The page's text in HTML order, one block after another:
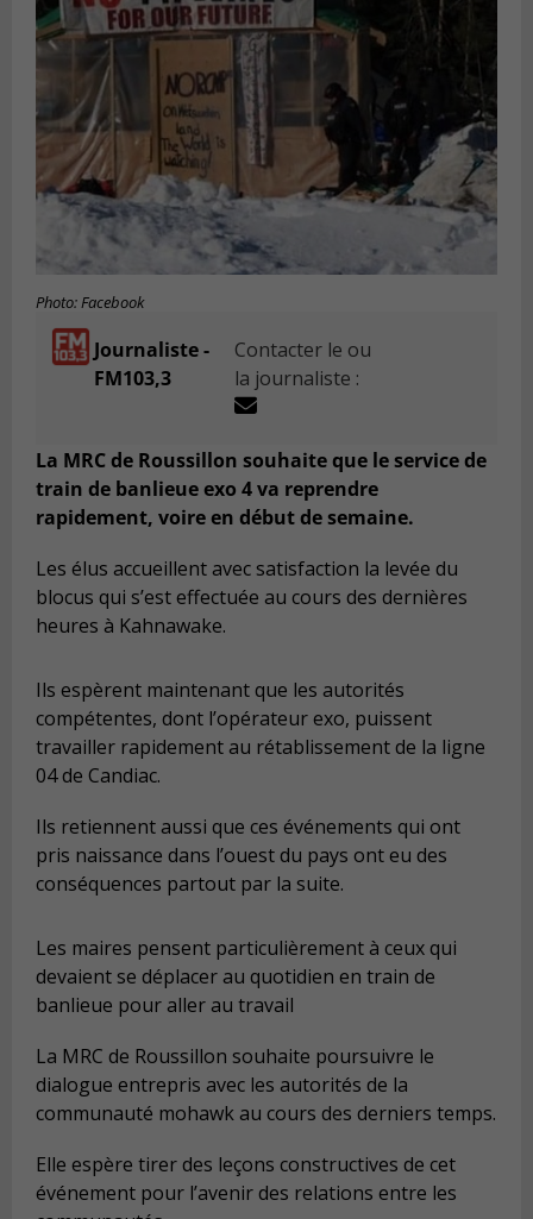
Photo: Facebook
Journaliste -
FM103,3
Contacter le ou
la journaliste :
La MRC de Roussillon souhaite que le service de
train de banlieue exo 4 va reprendre
rapidement, voire en début de semaine.
Les élus accueillent avec satisfaction la levée du
blocus qui s’est effectuée au cours des dernières
heures à Kahnawake.
Ils espèrent maintenant que les autorités
compétentes, dont l’opérateur exo, puissent
travailler rapidement au rétablissement de la ligne
04 de Candiac.
Ils retiennent aussi que ces événements qui ont
pris naissance dans l’ouest du pays ont eu des
conséquences partout par la suite.
Les maires pensent particulièrement à ceux qui
devaient se déplacer au quotidien en train de
banlieue pour aller au travail
La MRC de Roussillon souhaite poursuivre le
dialogue entrepris avec les autorités de la
communauté mohawk au cours des derniers temps.
Elle espère tirer des leçons constructives de cet
événement pour l’avenir des relations entre les